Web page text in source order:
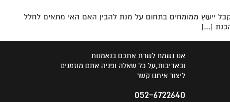
ייעוץ ממומחים בתחום על מנת להבין האם האי מתאים לחלל
[…]
אנו נשמח לשרת אתכם בנאמנות
ובאדיבות,על כל שאלה ופניה אתם מוזמנים
ליצור איתנו קשר
052-6722640